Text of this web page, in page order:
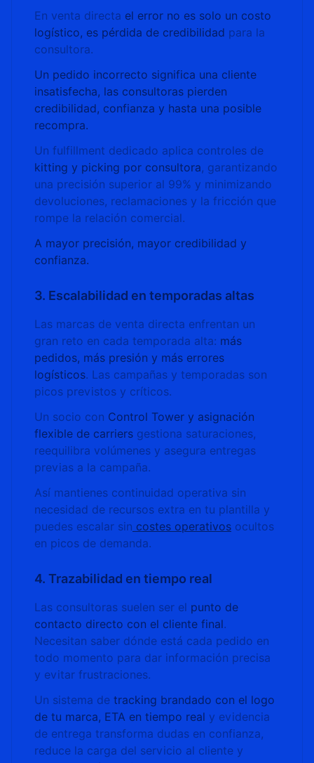
En venta directa el error no es solo un costo
logístico, es pérdida de credibilidad para la
consultora.
Un pedido incorrecto significa una cliente
insatisfecha, las consultoras pierden
credibilidad, confianza y hasta una posible
recompra.
Un fulfillment dedicado aplica controles de
kitting y picking por consultora, garantizando
una precisión superior al 99% y minimizando
devoluciones, reclamaciones y la fricción que
rompe la relación comercial.
A mayor precisión, mayor credibilidad y
confianza.
3. Escalabilidad en temporadas altas
Las marcas de venta directa enfrentan un
gran reto en cada temporada alta: más
pedidos, más presión y más errores
logísticos. Las campañas y temporadas son
picos previstos y críticos.
Un socio con Control Tower y asignación
flexible de carriers gestiona saturaciones,
reequilibra volúmenes y asegura entregas
previas a la campaña.
Así mantienes continuidad operativa sin
necesidad de recursos extra en tu plantilla y
puedes escalar sin costes operativos ocultos
en picos de demanda.
4. Trazabilidad en tiempo real
Las consultoras suelen ser el punto de
contacto directo con el cliente final.
Necesitan saber dónde está cada pedido en
todo momento para dar información precisa
y evitar frustraciones.
Un sistema de tracking brandado con el logo
de tu marca, ETA en tiempo real y evidencia
de entrega transforma dudas en confianza,
reduce la carga del servicio al cliente y